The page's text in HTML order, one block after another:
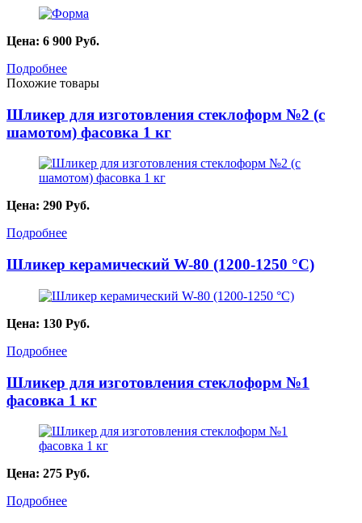
Цена: 6 900 Руб.
Подробнее
Похожие товары
Шликер для изготовления стеклоформ №2 (с
шамотом) фасовка 1 кг
Цена: 290 Руб.
Подробнее
Шликер керамический W-80 (1200-1250 °C)
Цена: 130 Руб.
Подробнее
Шликер для изготовления стеклоформ №1
фасовка 1 кг
Цена: 275 Руб.
Подробнее